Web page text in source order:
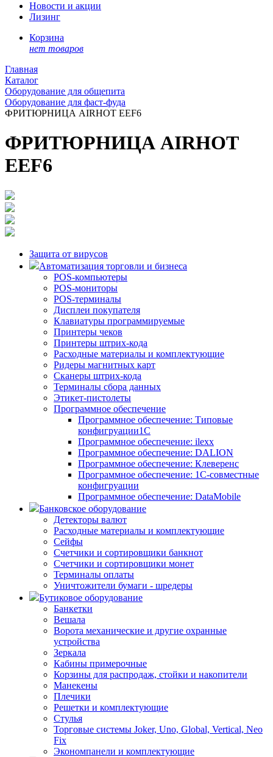
Новости и акции
Лизинг
Корзина
нет товаров
Главная
Каталог
Оборудование для общепита
Оборудование для фаст-фуда
ФРИТЮРНИЦА AIRHOT EEF6
ФРИТЮРНИЦА AIRHOT
EEF6
Защита от вирусов
Автоматизация торговли и бизнеса
POS-компьютеры
POS-мониторы
POS-терминалы
Дисплеи покупателя
Клавиатуры программируемые
Принтеры чеков
Принтеры штрих-кода
Расходные материалы и комплектующие
Ридеры магнитных карт
Сканеры штрих-кода
Терминалы сбора данных
Этикет-пистолеты
Программное обеспечение
Программное обеспечение: Типовые
конфигруации1С
Программное обеспечение: ilexx
Программное обеспечение: DALION
Программное обеспечение: Клеверенс
Программное обеспечение: 1С-совместные
конфигруации
Программное обеспечение: DataMobile
Банковское оборудование
Детекторы валют
Расходные материалы и комплектующие
Сейфы
Счетчики и сортировщики банкнот
Счетчики и сортировщики монет
Терминалы оплаты
Уничтожители бумаги - шредеры
Бутиковое оборудование
Банкетки
Вешала
Ворота механические и другие охранные
устройства
Зеркала
Кабины примерочные
Корзины для распродаж, стойки и накопители
Манекены
Плечики
Решетки и комплектующие
Стулья
Торговые системы Joker, Uno, Global, Vertical, Neo
Fix
Экономпанели и комплектующие